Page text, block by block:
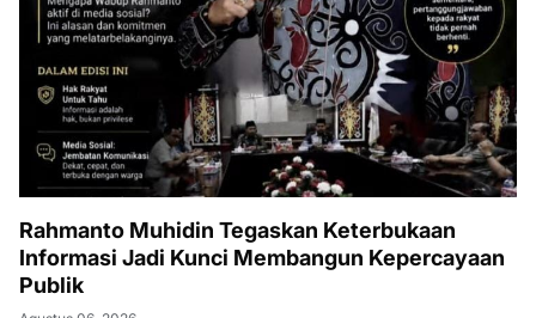
Rahmanto Muhidin Tegaskan Keterbukaan
Informasi Jadi Kunci Membangun Kepercayaan
Publik